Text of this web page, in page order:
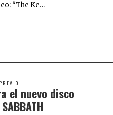
“The Ke…
el nuevo disco